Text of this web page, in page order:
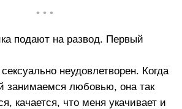
• • •
подают на развод. Первый
неудовлетворен. Когда
занимаемся любовью, она так
качается, что меня укачивает и